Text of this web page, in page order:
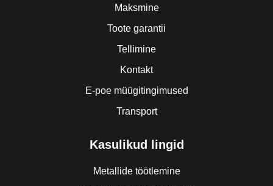
Maksmine
Toote garantii
Tellimine
Kontakt
E-poe müügitingimused
Transport
Kasulikud lingid
Metallide töötlemine